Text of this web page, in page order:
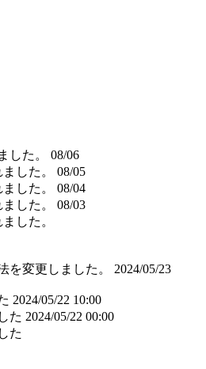
した。
08/06
した。
08/05
した。
08/04
した。
08/03
した。
を変更しました。
2024/05/23
2024/05/22 10:00
た 2024/05/22 00:00
た